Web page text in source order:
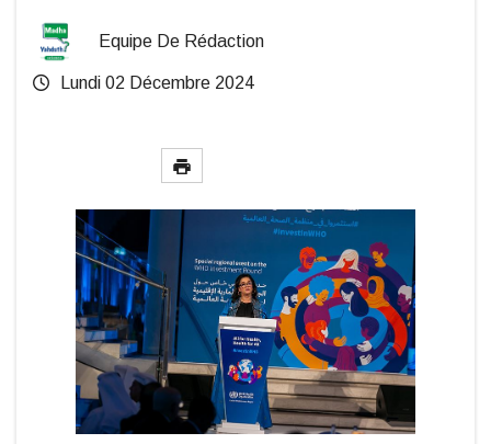
Equipe De Rédaction
Lundi 02 Décembre 2024